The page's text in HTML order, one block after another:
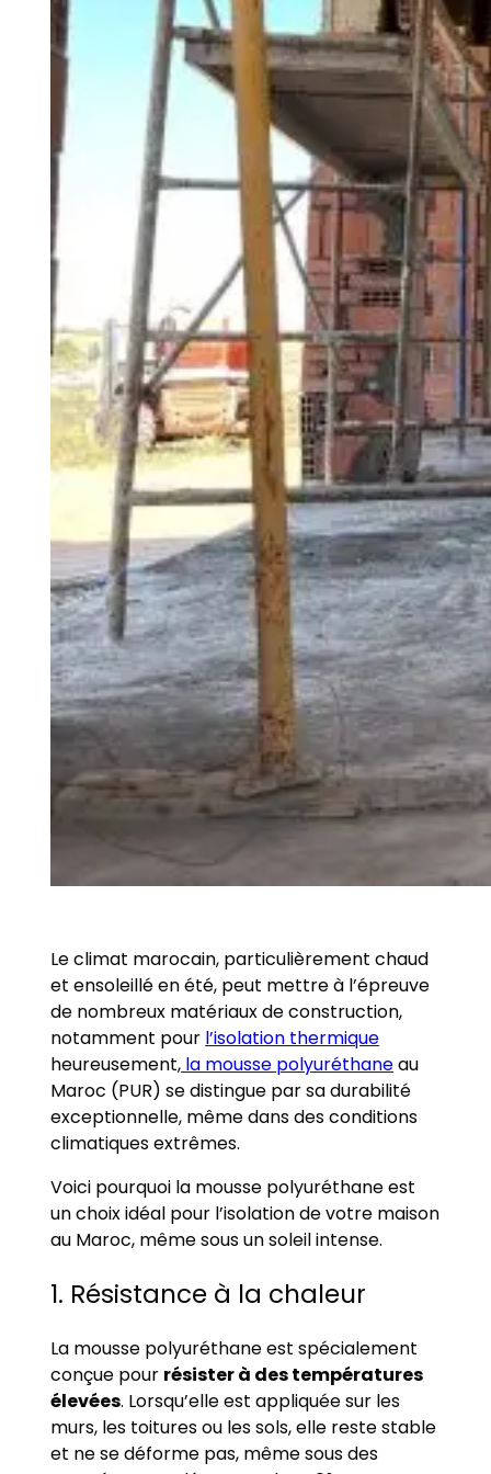
Le climat marocain, particulièrement chaud
et ensoleillé en été, peut mettre à l’épreuve
de nombreux matériaux de construction,
notamment pour l’isolation thermique
heureusement, la mousse polyuréthaneau
Maroc (PUR) se distingue par sa durabilité
exceptionnelle, même dans des conditions
climatiques extrêmes.
Voici pourquoi la mousse polyuréthane est
un choix idéal pour l’isolation de votre maison
au Maroc, même sous un soleil intense.
1. Résistance à la chaleur
La mousse polyuréthane est spécialement
conçue pour résister à des températures
élevées. Lorsqu’elle est appliquée sur les
murs, les toitures ou les sols, elle reste stable
et ne se déforme pas, même sous des